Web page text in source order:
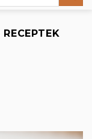
RECEPTEK